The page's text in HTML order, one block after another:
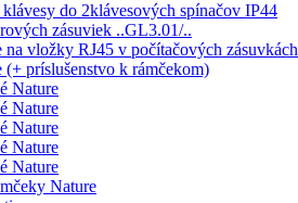
do 2klávesových spínačov IP44
zásuviek ..GL3.01/..
vložky RJ45 v počítačových zásuvkách
príslušenstvo k rámčekom)
Nature
Nature
Nature
Nature
Nature
Nature